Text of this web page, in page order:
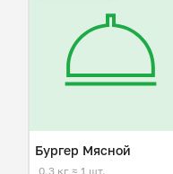
Бургер Мясной
0,3 кг ≈ 1 шт.